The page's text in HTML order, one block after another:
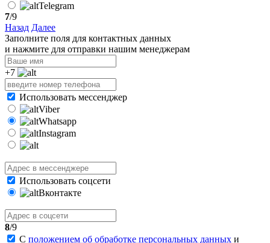
Telegram
7/9
Назад Далее
Заполните поля для контактных данных
и нажмите для отправки нашим менеджерам
+7
Использовать мессенджер
Viber
Whatsapp
Instagram
Использовать соцсети
Вконтакте
8/9
С положением об обработке персональных данных и